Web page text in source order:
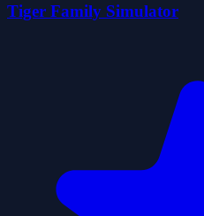
Tiger Family Simulator